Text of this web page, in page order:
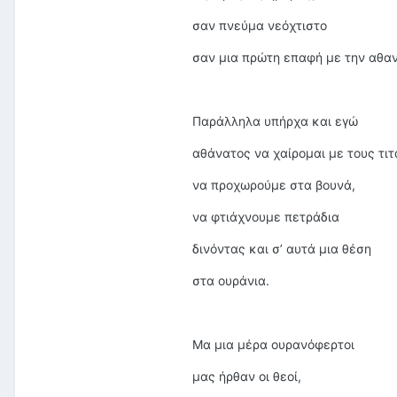
σαν πνεύμα νεόχτιστο
σαν μια πρώτη επαφή με την
Παράλληλα υπήρχα και εγώ
αθάνατος να χαίρομαι με τους
να προχωρούμε στα βουνά,
να φτιάχνουμε πετράδια
δινόντας και σ’ αυτά μια θέση
στα ουράνια.
Μα μια μέρα ουρανόφερτοι
μας ήρθαν οι θεοί,